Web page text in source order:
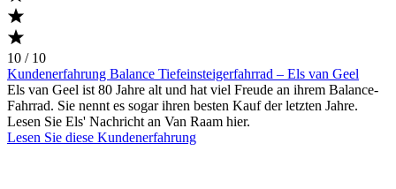
10 / 10
Kundenerfahrung Balance Tiefeinsteigerfahrrad – Els van Geel
Els van Geel ist 80 Jahre alt und hat viel Freude an ihrem Balance-
Fahrrad. Sie nennt es sogar ihren besten Kauf der letzten Jahre.
Lesen Sie Els' Nachricht an Van Raam hier.
Lesen Sie diese Kundenerfahrung